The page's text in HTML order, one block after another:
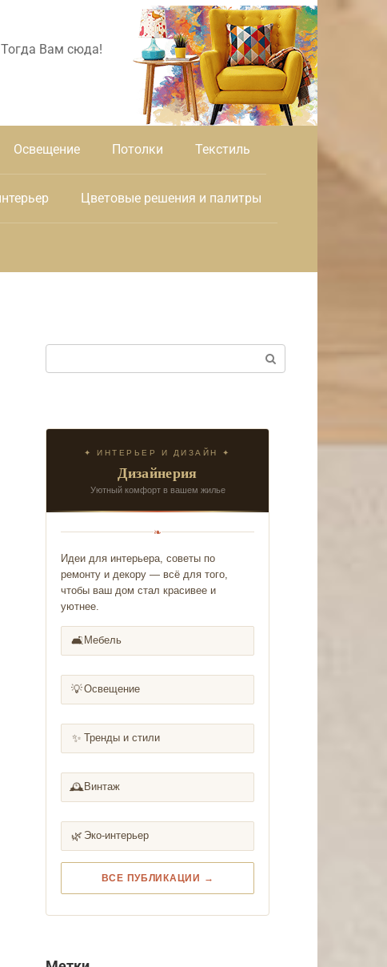
Вам сюда!
Освещение Потолки Текстиль
Цветовые решения и палитры
✦ ИНТЕРЬЕР И ДИЗАЙН ✦
Дизайнерия
Уютный комфорт в вашем жилье
❧
Идеи для интерьера, советы по
ремонту и декору — всё для того,
чтобы ваш дом стал красивее и
уютнее.
🛋️ Мебель
💡Освещение
✨ Тренды и стили
🕰️ Винтаж
🌿 Эко-интерьер
ВСЕ ПУБЛИКАЦИИ →